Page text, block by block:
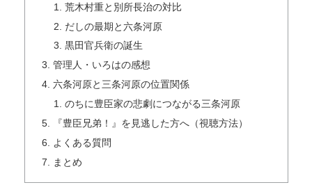
荒木村重と別所長治の対比
だしの最期と六条河原
黒田官兵衛の誕生
管理人・いろはの感想
六条河原と三条河原の位置関係
のちに豊臣家の悲劇につながる三条河原
『豊臣兄弟！』を見逃した方へ（視聴方法）
よくある質問
まとめ